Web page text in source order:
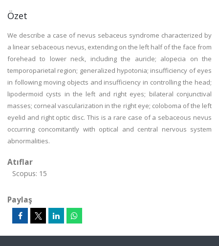
Özet
We describe a case of nevus sebaceus syndrome characterized by
a linear sebaceous nevus, extending on the left half of the face from
forehead to lower neck, including the auricle; alopecia on the
temporoparietal region; generalized hypotonia; insufficiency of eyes
in following moving objects and insufficiency in controlling the head;
lipodermoid cysts in the left and right eyes; bilateral conjunctival
masses; corneal vascularization in the right eye; coloboma of the left
eyelid and right optic disc. This is a rare case of a sebaceous nevus
occurring concomitantly with optical and central nervous system
abnormalities.
Atıflar
Scopus: 15
Paylaş